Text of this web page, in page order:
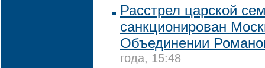
Расстрел царской
санкционирован
Объединении
года, 15:48